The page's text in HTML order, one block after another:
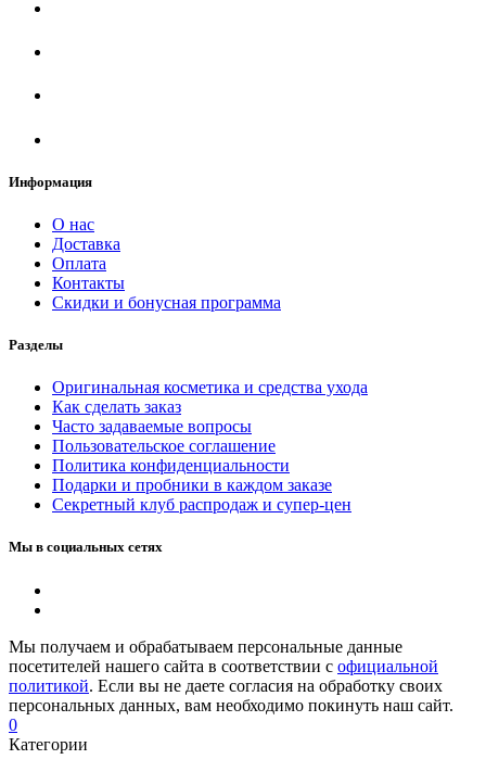
Информация
О нас
Доставка
Оплата
Контакты
Скидки и бонусная программа
Разделы
Оригинальная косметика и средства ухода
Как сделать заказ
Часто задаваемые вопросы
Пользовательское соглашение
Политика конфиденциальности
Подарки и пробники в каждом заказе
Секретный клуб распродаж и супер-цен
Мы в социальных сетях
Мы получаем и обрабатываем персональные данные
посетителей нашего сайта в соответствии с официальной
политикой. Если вы не даете согласия на обработку своих
персональных данных, вам необходимо покинуть наш сайт.
0
Категории